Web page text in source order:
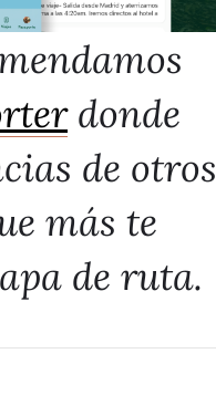
donde
de otros
más te
de ruta.